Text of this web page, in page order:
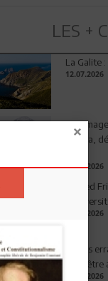
LES +
La Galite
12.07.2026
Amara,
03.08.2026
Ahmed
04.08.2026
Chiens
bien-être
17.07.2026